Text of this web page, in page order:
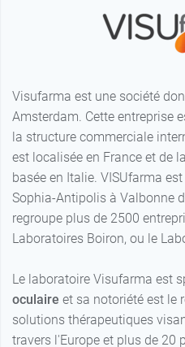
Visufarma est une société
Amsterdam. Cette entreprise
la structure commerciale
est localisée en France et de
basée en Italie. VISUfarma
Sophia-Antipolis à Valbonne
regroupe plus de 2500
Laboratoires Boiron, ou le
Le laboratoire Visufarma est
oculaire et sa notoriété est le
solutions thérapeutiques
travers l'Europe et plus de 20